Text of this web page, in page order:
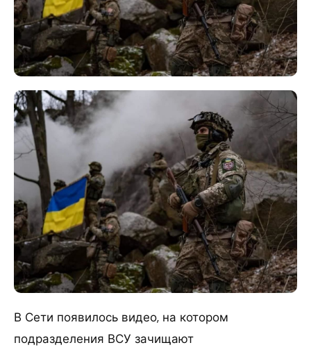
В Сети появилось видео, на котором
подразделения ВСУ зачищают